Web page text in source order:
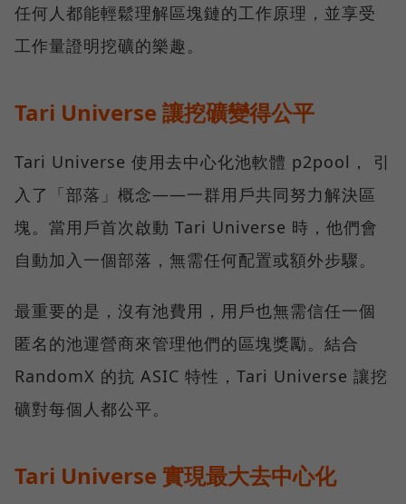
任何人都能輕鬆理解區塊鏈的工作原理，並享受
工作量證明挖礦的樂趣。
Tari Universe 讓挖礦變得公平
Tari Universe 使用去中心化池軟體 p2pool， 引
入了「部落」概念——一群用戶共同努力解決區
塊。當用戶首次啟動 Tari Universe 時，他們會
自動加入一個部落，無需任何配置或額外步驟。
最重要的是，沒有池費用，用戶也無需信任一個
匿名的池運營商來管理他們的區塊獎勵。結合
RandomX 的抗 ASIC 特性，Tari Universe 讓挖
礦對每個人都公平。
Tari Universe 實現最大去中心化